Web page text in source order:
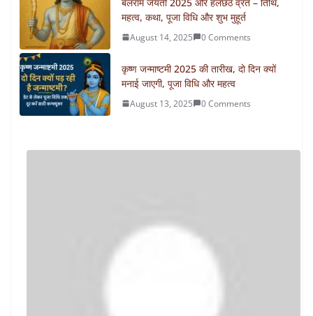
महत्व, कथा, पूजा विधि और शुभ मुहूर्त
August 14, 2025 0 Comments
कृष्ण जन्माष्टमी 2025 की तारीख, दो दिन क्यों
मनाई जाएगी, पूजा विधि और महत्व
August 13, 2025 0 Comments